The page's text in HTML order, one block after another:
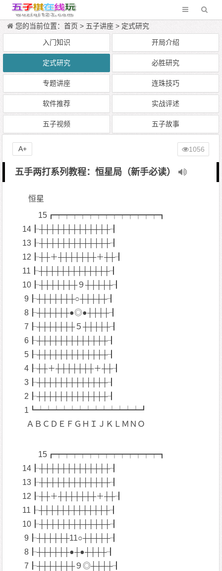
您的当前位置：首页 > 五子讲座 > 定式研究
入门知识 开局介绍
定式研究 必胜研究
专题讲座 连珠技巧
软件推荐 实战评述
五子视频 五子故事
五手两打系列教程：恒星局（新手必读）
恒星
15┏┯┯┯┯┯┯┯┯┯┯┯┯┯┓
14┠┼┼┼┼┼┼┼┼┼┼┼┼┼┨
13┠┼┼┼┼┼┼┼┼┼┼┼┼┼┨
12┠┼┼＋┼┼┼┼┼┼┼＋┼┼┨
11┠┼┼┼┼┼┼┼┼┼┼┼┼┼┨
10┠┼┼┼┼┼┼┼９┼┼┼┼┼┨
9┠┼┼┼┼┼┼┼○┼┼┼┼┼┨
8┠┼┼┼┼┼┼●◎●┼┼┼┼┨
7┠┼┼┼┼┼┼┼５┼┼┼┼┼┨
6┠┼┼┼┼┼┼┼┼┼┼┼┼┼┨
5┠┼┼┼┼┼┼┼┼┼┼┼┼┼┨
4┠┼┼＋┼┼┼┼┼┼┼＋┼┼┨
3┠┼┼┼┼┼┼┼┼┼┼┼┼┼┨
2┠┼┼┼┼┼┼┼┼┼┼┼┼┼┨
1┗┷┷┷┷┷┷┷┷┷┷┷┷┷┛
ＡＢＣＤＥＦＧＨＩＪＫＬＭＮＯ
15┏┯┯┯┯┯┯┯┯┯┯┯┯┯┓
14┠┼┼┼┼┼┼┼┼┼┼┼┼┼┨
13┠┼┼┼┼┼┼┼┼┼┼┼┼┼┨
12┠┼┼＋┼┼┼┼┼┼┼＋┼┼┨
11┠┼┼┼┼┼┼┼┼┼┼┼┼┼┨
10┠┼┼┼┼┼┼┼┼┼┼┼┼┼┨
9┠┼┼┼┼┼┼11○┼┼┼┼┼┨
8┠┼┼┼┼┼┼●┼●┼┼┼┼┨
7┠┼┼┼┼┼┼┼９◎┼┼┼┼┨
1056
A+